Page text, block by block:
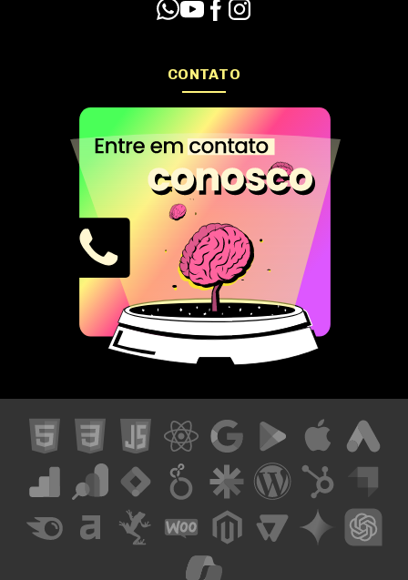
CONTATO